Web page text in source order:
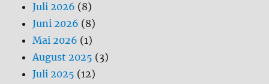
Juli 2026 (8)
Juni 2026 (8)
Mai 2026 (1)
August 2025 (3)
Juli 2025 (12)